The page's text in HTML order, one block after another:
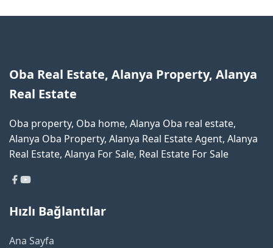
Oba Real Estate, Alanya Property, Alanya
Real Estate
Oba property, Oba home, Alanya Oba real estate,
Alanya Oba Property, Alanya Real Estate Agent, Alanya
Real Estate, Alanya For Sale, Real Estate For Sale
Hızlı Bağlantılar
Ana Sayfa